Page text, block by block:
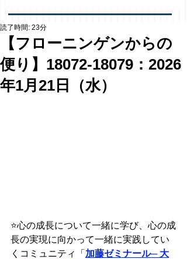
【フローニンゲンからの
便り】18072-18079：2026
年1月21日（水）
読了時間: 23分
⭐️心の成長について一緒に学び、心の成
長の実現に向かって一緒に実践してい
くコミュニティ「 加藤ゼミナール─ 大